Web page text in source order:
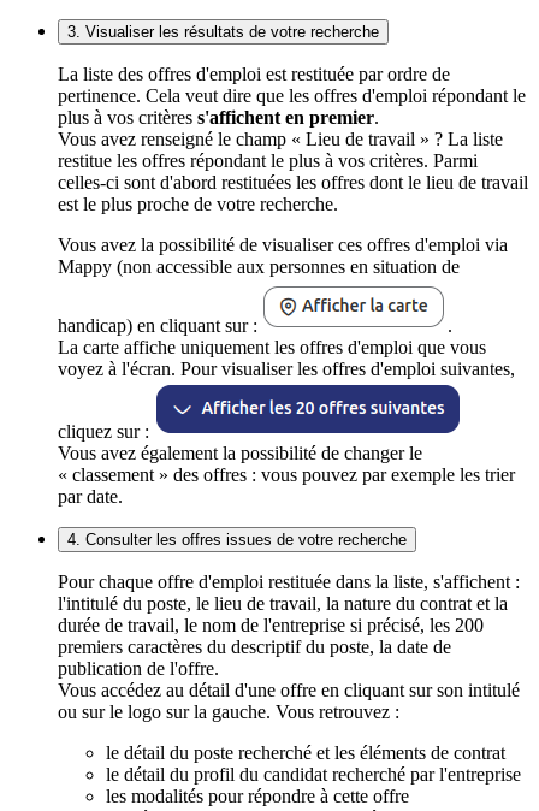
3. Visualiser les résultats de votre recherche
La liste des offres d'emploi est restituée par ordre de
pertinence. Cela veut dire que les offres d'emploi répondant le
plus à vos critères s'affichent en premier.
Vous avez renseigné le champ « Lieu de travail » ? La liste
restitue les offres répondant le plus à vos critères. Parmi
celles-ci sont d'abord restituées les offres dont le lieu de travail
est le plus proche de votre recherche.
Vous avez la possibilité de visualiser ces offres d'emploi via
Mappy (non accessible aux personnes en situation de
handicap) en cliquant sur :
.
La carte affiche uniquement les offres d'emploi que vous
voyez à l'écran. Pour visualiser les offres d'emploi suivantes,
cliquez sur :
Vous avez également la possibilité de changer le
« classement » des offres : vous pouvez par exemple les trier
par date.
4. Consulter les offres issues de votre recherche
Pour chaque offre d'emploi restituée dans la liste, s'affichent :
l'intitulé du poste, le lieu de travail, la nature du contrat et la
durée de travail, le nom de l'entreprise si précisé, les 200
premiers caractères du descriptif du poste, la date de
publication de l'offre.
Vous accédez au détail d'une offre en cliquant sur son intitulé
ou sur le logo sur la gauche. Vous retrouvez :
le détail du poste recherché et les éléments de contrat
le détail du profil du candidat recherché par l'entreprise
les modalités pour répondre à cette offre